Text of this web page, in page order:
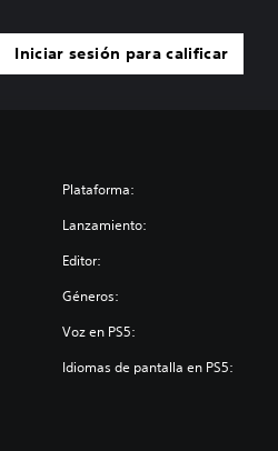
Iniciar sesión para calificar
Plataforma:
Lanzamiento:
Editor:
Géneros:
Voz en PS5:
Idiomas de pantalla en PS5: